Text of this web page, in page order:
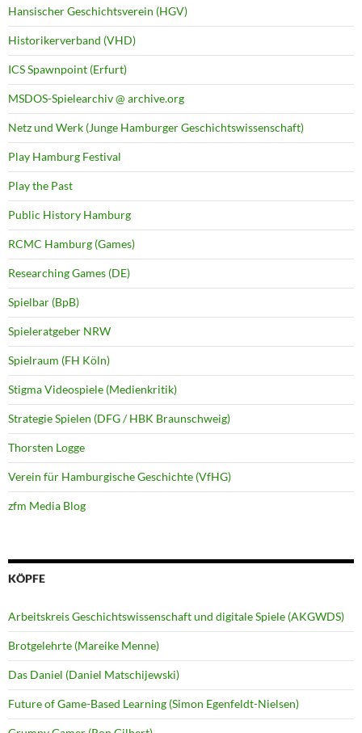
Hansischer Geschichtsverein (HGV)
Historikerverband (VHD)
ICS Spawnpoint (Erfurt)
MSDOS-Spielearchiv @ archive.org
Netz und Werk (Junge Hamburger Geschichtswissenschaft)
Play Hamburg Festival
Play the Past
Public History Hamburg
RCMC Hamburg (Games)
Researching Games (DE)
Spielbar (BpB)
Spieleratgeber NRW
Spielraum (FH Köln)
Stigma Videospiele (Medienkritik)
Strategie Spielen (DFG / HBK Braunschweig)
Thorsten Logge
Verein für Hamburgische Geschichte (VfHG)
zfm Media Blog
KÖPFE
Arbeitskreis Geschichtswissenschaft und digitale Spiele (AKGWDS)
Brotgelehrte (Mareike Menne)
Das Daniel (Daniel Matschijewski)
Future of Game-Based Learning (Simon Egenfeldt-Nielsen)